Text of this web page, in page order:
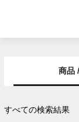
商品
すべての検索結果